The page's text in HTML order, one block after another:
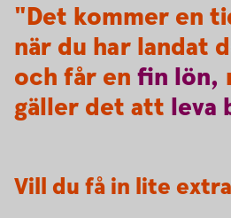
"Det kommer en
när du har landat
och får en fin lön,
gäller det att leva
Vill du få in lite